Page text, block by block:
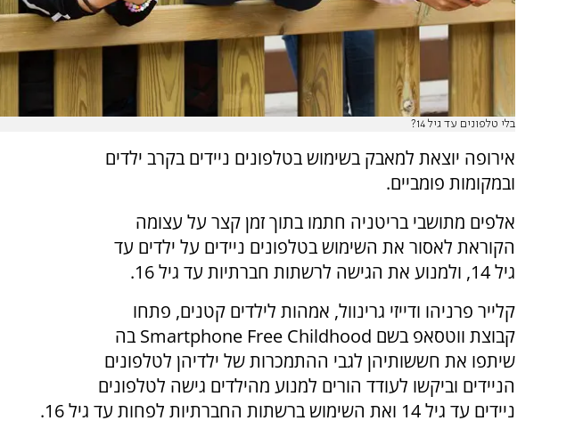
בלי טלפונים עד גיל 14?
אירופה יוצאת למאבק בשימוש בטלפונים ניידים בקרב ילדים
ובמקומות פומביים.
אלפים מתושבי בריטניה חתמו בתוך זמן קצר על עצומה
הקוראת לאסור את השימוש בטלפונים ניידים על ילדים עד
גיל 14, ולמנוע את הגישה לרשתות חברתיות עד גיל 16.
קלייר פרניהו ודייזי גרינוול, אמהות לילדים קטנים, פתחו
קבוצת ווטסאפ בשם Smartphone Free Childhood בה
שיתפו את חששותיהן לגבי ההתמכרות של ילדיהן לטלפונים
הניידים וביקשו לעודד הורים למנוע מהילדים גישה לטלפונים
ניידים עד גיל 14 ואת השימוש ברשתות החברתיות לפחות עד גיל 16.